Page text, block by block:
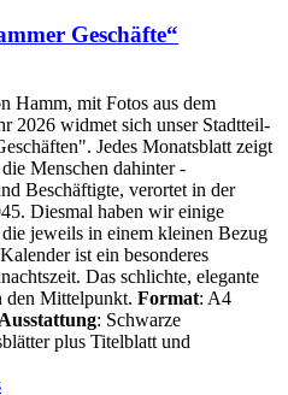
Geschäfte“
Hamm, mit Fotos aus dem
2026 widmet sich unser Stadtteil-
Jedes Monatsblatt zeigt
Menschen dahinter -
Beschäftigte, verortet in der
Diesmal haben wir einige
jeweils in einem kleinen Bezug
ist ein besonderes
Das schlichte, elegante
Mittelpunkt. Format: A4
Ausstattung: Schwarze
plus Titelblatt und